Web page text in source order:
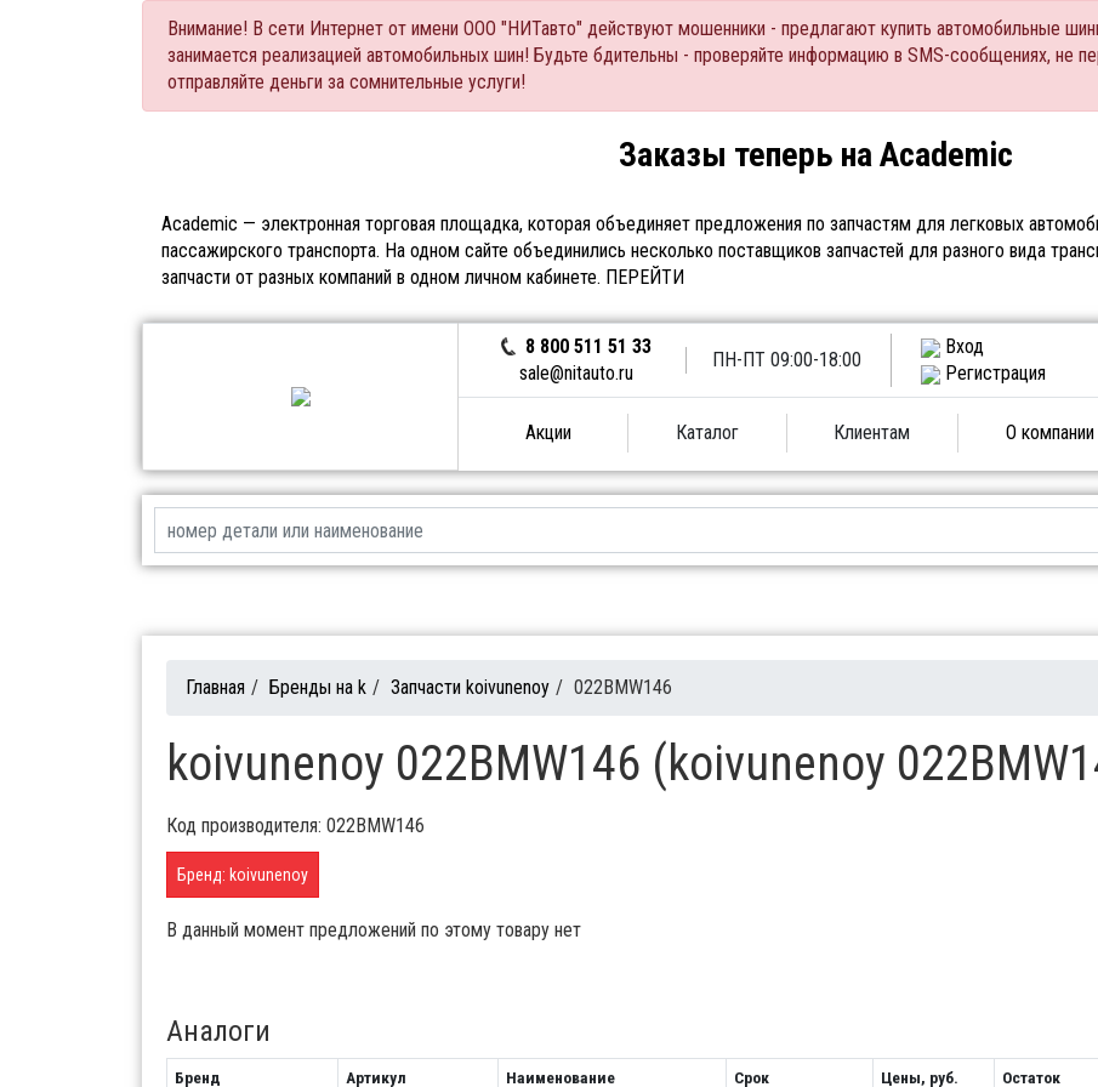
Внимание! В сети Интернет от имени ООО "НИТавто" действуют мошенники - предлагают купить автомобильные
занимается реализацией автомобильных шин! Будьте бдительны - проверяйте информацию в SMS-сообщениях, не
отправляйте деньги за сомнительные услуги!
Заказы теперь на Academic
Academic — электронная торговая площадка, которая объединяет предложения по запчастям для легковых
пассажирского транспорта. На одном сайте объединились несколько поставщиков запчастей для разного вида
запчасти от разных компаний в одном личном кабинете. ПЕРЕЙТИ
8 800 511 51 33
sale@nitauto.ru
ПН-ПТ 09:00-18:00
Вход
Регистрация
Акции Каталог Клиентам О компании
Главная / Бренды на k / Запчасти koivunenoy / 022BMW146
koivunenoy 022BMW146 (koivunenoy
Код производителя: 022BMW146
Бренд: koivunenoy
В данный момент предложений по этому товару нет
Аналоги
Бренд Артикул Наименование Срок Цены, руб. Остаток